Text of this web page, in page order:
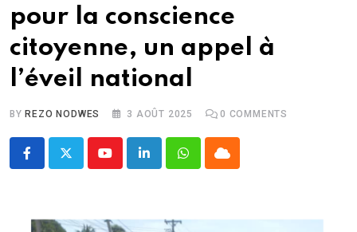
pour la conscience
citoyenne, un appel à
l’éveil national
BY REZO NODWES 3 AOÛT 2025 0 COMMENTS
YoutubeLinkedInWhatsappCloud